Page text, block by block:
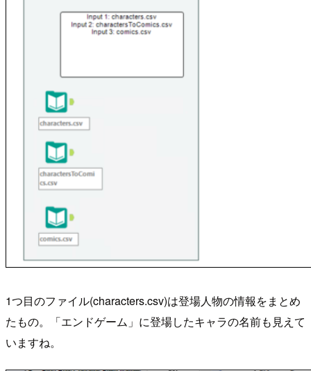
1つ目のファイル(characters.csv)は登場人物の情報をまとめ
たもの。「エンドゲーム」に登場したキャラの名前も見えて
いますね。